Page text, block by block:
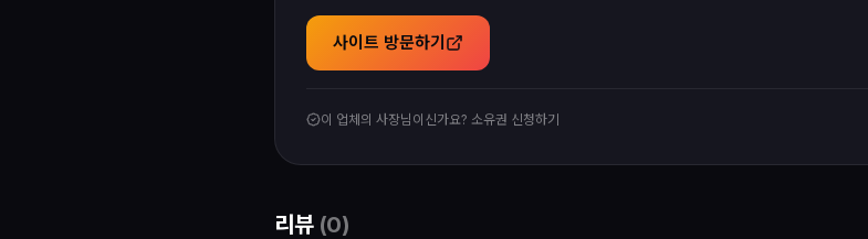
사이트 방문하기
이 업체의 사장님이신가요? 소유권 신청하기
리뷰 (0)